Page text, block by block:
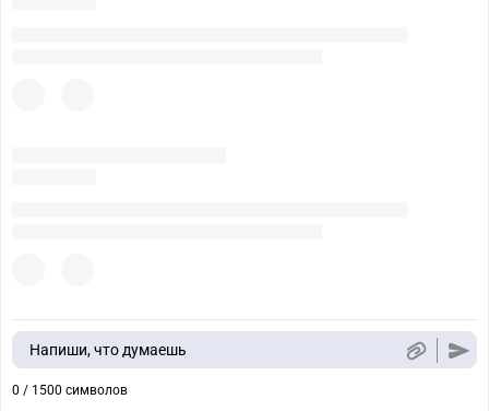
Напиши, что думаешь
0 / 1500 символов